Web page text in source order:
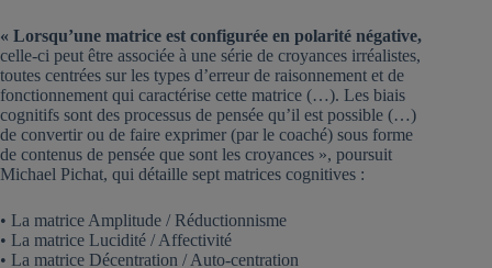
« Lorsqu’une matrice est configurée en polarité négative,
celle-ci peut être associée à une série de croyances irréalistes,
toutes centrées sur les types d’erreur de raisonnement et de
fonctionnement qui caractérise cette matrice (…). Les biais
cognitifs sont des processus de pensée qu’il est possible (…)
de convertir ou de faire exprimer (par le coaché) sous forme
de contenus de pensée que sont les croyances », poursuit
Michael Pichat, qui détaille sept matrices cognitives :
• La matrice Amplitude / Réductionnisme
• La matrice Lucidité / Affectivité
• La matrice Décentration / Auto-centration